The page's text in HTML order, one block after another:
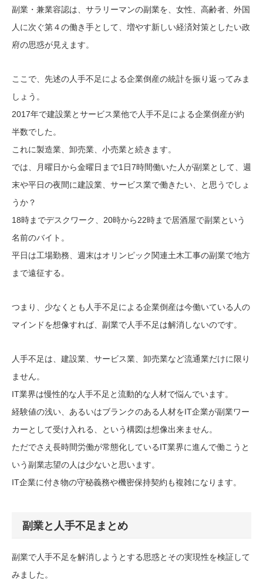
副業・兼業容認は、サラリーマンの副業を、女性、高齢者、外国
人に次ぐ第４の働き手として、増やす新しい経済対策としたい政
府の思惑が見えます。
ここで、先述の人手不足による企業倒産の統計を振り返ってみま
しょう。
2017年で建設業とサービス業他で人手不足による企業倒産が約
半数でした。
これに製造業、卸売業、小売業と続きます。
では、月曜日から金曜日まで1日7時間働いた人が副業として、週
末や平日の夜間に建設業、サービス業で働きたい、と思うでしょ
うか？
18時までデスクワーク、20時から22時まで居酒屋で副業という
名前のバイト。
平日は工場勤務、週末はオリンピック関連土木工事の副業で地方
まで遠征する。
つまり、少なくとも人手不足による企業倒産は今働いている人の
マインドを想像すれば、副業で人手不足は解消しないのです。
人手不足は、建設業、サービス業、卸売業など流通業だけに限り
ません。
IT業界は慢性的な人手不足と流動的な人材で悩んでいます。
経験値の浅い、あるいはブランクのある人材をIT企業が副業ワー
カーとして受け入れる、という構図は想像出来ません。
ただでさえ長時間労働が常態化しているIT業界に進んで働こうと
いう副業志望の人は少ないと思います。
IT企業に付き物の守秘義務や機密保持契約も複雑になります。
副業と人手不足まとめ
副業で人手不足を解消しようとする思惑とその実現性を検証して
みました。